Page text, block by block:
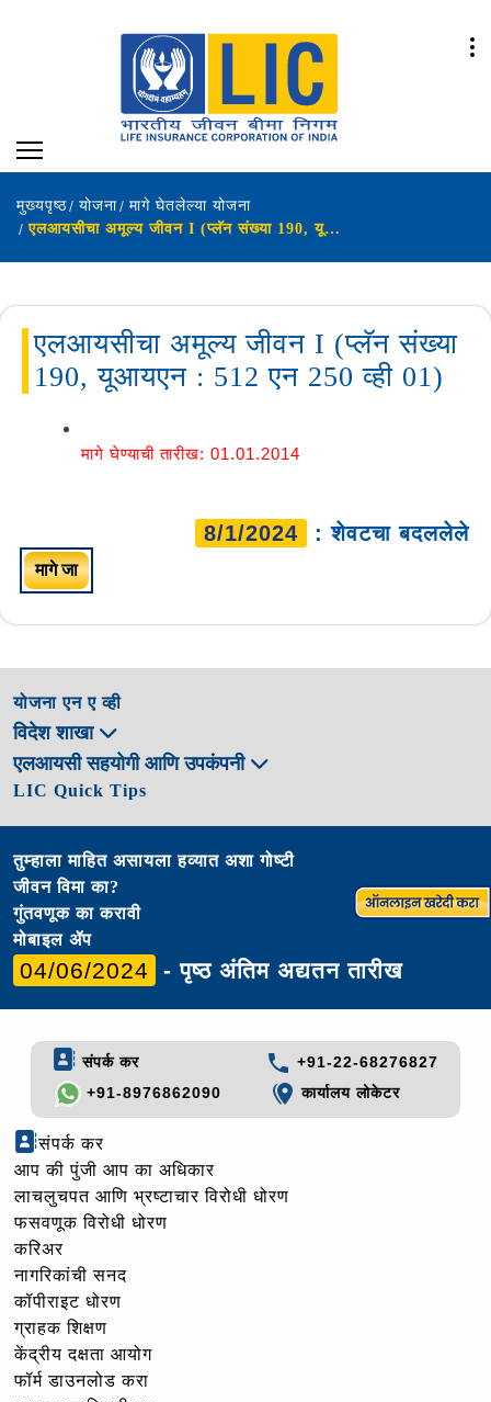
मुख्यपृष्ठ योजना
मागे घेतलेल्या योजना
एलआयसीचा अमूल्य जीवन I (प्लॅन संख्या 190, यूआयएन : 512 एन 250 व्ही 01)
एलआयसीचा अमूल्य जीवन I (प्लॅन संख्या
190, यूआयएन : 512 एन 250 व्ही 01)
मागे घेण्याची तारीख: 01.01.2014
8/1/2024 : शेवटचा बदललेले
मागे जा
योजना एन ए व्ही
विदेश शाखा
एलआयसी सहयोगी आणि उपकंपनी
LIC Quick Tips
तुम्हाला माहित असायला हव्यात अशा गोष्टी
जीवन विमा का?
गुंतवणूक का करावी
मोबाइल ॲप
04/06/2024 - पृष्ठ अंतिम अद्यतन तारीख
संपर्क कर
+91-22-68276827
+91-8976862090
कार्यालय लोकेटर
संपर्क कर
आप की पुंजी आप का अधिकार
लाचलुचपत आणि भ्रष्टाचार विरोधी धोरण
फसवणूक विरोधी धोरण
करिअर
नागरिकांची सनद
कॉपीराइट धोरण
ग्राहक शिक्षण
केंद्रीय दक्षता आयोग
फॉर्म डाउनलोड करा